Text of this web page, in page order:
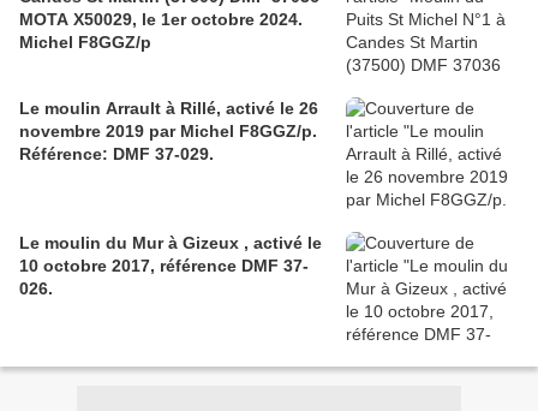
MOTA X50029, le 1er octobre 2024.
Michel F8GGZ/p
Le moulin Arrault à Rillé, activé le 26
novembre 2019 par Michel F8GGZ/p.
Référence: DMF 37-029.
Le moulin du Mur à Gizeux , activé le
10 octobre 2017, référence DMF 37-
026.